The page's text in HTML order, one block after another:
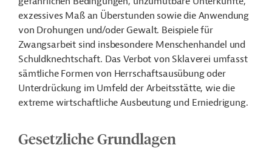
exzessives Maß an Überstunden sowie die Anwendung
von Drohungen und/oder Gewalt. Beispiele für
Zwangsarbeit sind insbesondere Menschenhandel und
Schuldknechtschaft. Das Verbot von Sklaverei umfasst
sämtliche Formen von Herrschaftsausübung oder
Unterdrückung im Umfeld der Arbeitsstätte, wie die
extreme wirtschaftliche Ausbeutung und Erniedrigung.
Gesetzliche Grundlagen